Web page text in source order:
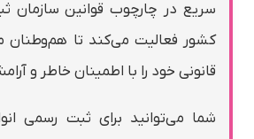
سریع در چارچوب قوانین سازمان
کشور فعالیت می‌کند تا هم‌وطنان
قانونی خود را با اطمینان خاطر و
شما می‌توانید برای ثبت رسمی